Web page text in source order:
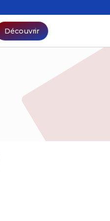
Découvrir